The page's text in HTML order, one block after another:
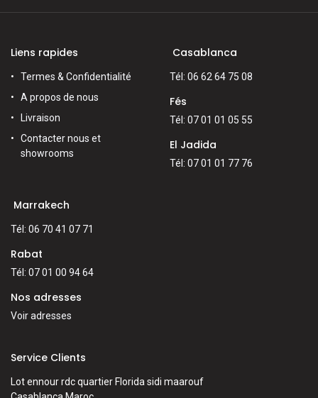
Liens rapides
Termes & Confidentialité
A propos de nous
Livraison
Contacter nous et
showrooms
Casablanca
Tél: 06 62 64 75 08
Fés
Tél: 07 01 01 05 55
El Jadida
Tél: 07 01 01 77 76
Marrakech
Tél: 06 70 41 07 71
Rabat
Tél: 07 01 00 94 64
Nos adresses
Voir adresses
Service Clients
Lot ennour rdc quartier Florida sidi maarouf